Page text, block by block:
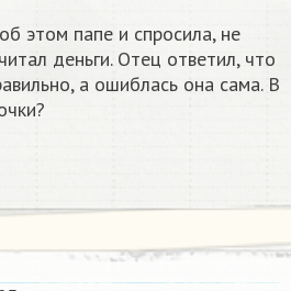
этом папе и спросила, не
деньги. Отец ответил, что
а ошиблась она сама. В